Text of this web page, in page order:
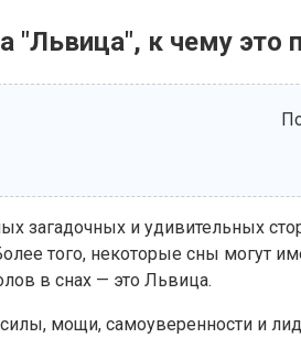
"Львица", к чему это
загадочных и удивительных
того, некоторые сны могут
в снах — это Львица.
мощи, самоуверенности и